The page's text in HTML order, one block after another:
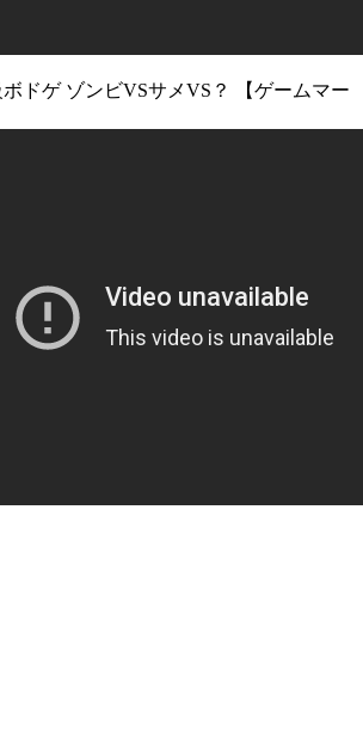
ボドゲ ゾンビVSサメVS？ 【ゲームマー